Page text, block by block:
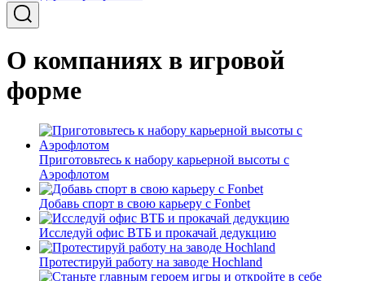
О компаниях в игровой
форме
Приготовьтесь к набору карьерной высоты с
Аэрофлотом
Добавь спорт в свою карьеру с Fonbet
Исследуй офис ВТБ и прокачай дедукцию
Протестируй работу на заводе Hochland